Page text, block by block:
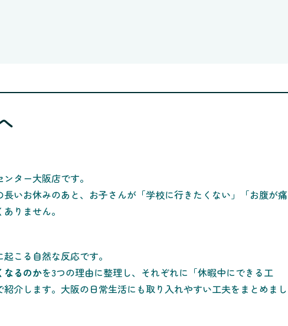
ター大阪店です。
いお休みのあと、お子さんが「学校に行きたくない」「お腹が痛
りません。
こる自然な反応です。
なるのかを3つの理由に整理し、それぞれに「休暇中にできる工
介します。大阪の日常生活にも取り入れやすい工夫をまとめまし